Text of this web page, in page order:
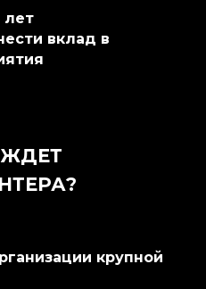
лет
вклад в
крупной